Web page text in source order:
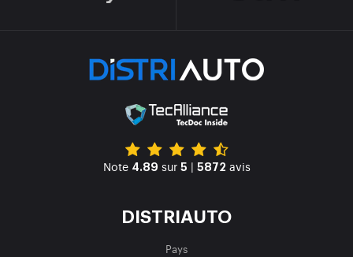
Note 4.89 sur 5 | 5872 avis
DISTRIAUTO
Pays